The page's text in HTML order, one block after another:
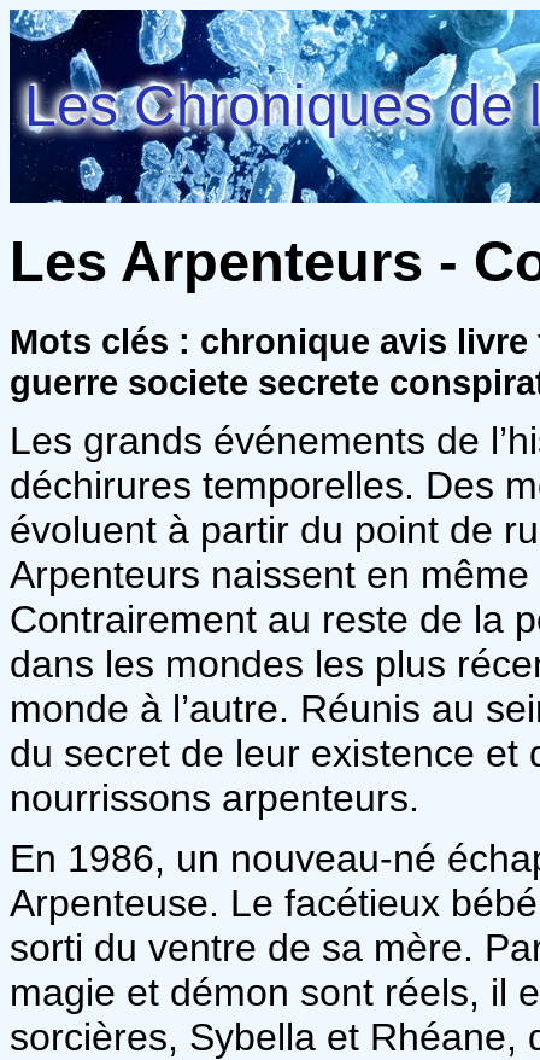
Les Chroniques de
Les Arpenteurs -
Mots clés : chronique avis
guerre societe secrete
Les grands événements de
déchirures temporelles. Des
évoluent à partir du point de
Arpenteurs naissent en
Contrairement au reste de la
dans les mondes les plus
monde à l’autre. Réunis au
du secret de leur existence et
nourrissons arpenteurs.
En 1986, un nouveau-né
Arpenteuse. Le facétieux
sorti du ventre de sa mère.
magie et démon sont réels, il
sorcières, Sybella et Rhéane,